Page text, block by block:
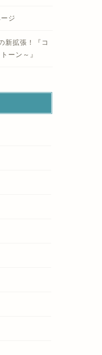
ジ
新拡張！『コ
ーン～』